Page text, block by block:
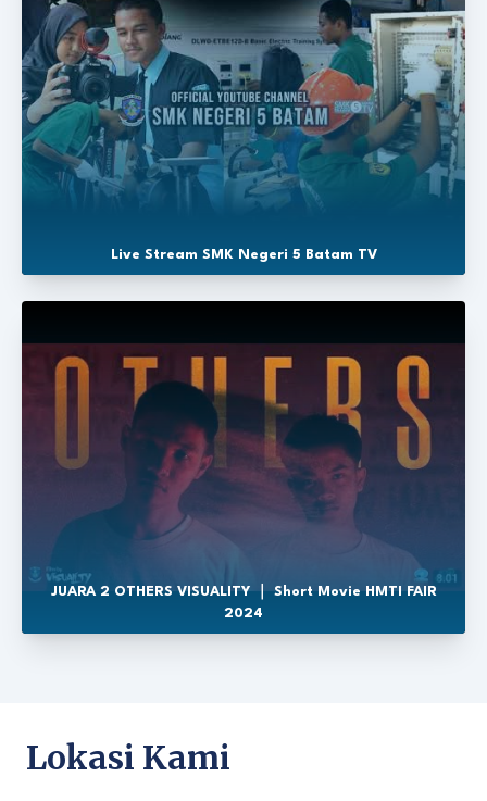
Live Stream SMK Negeri 5 Batam TV
JUARA 2 OTHERS VISUALITY ｜ Short Movie HMTI FAIR
2024
Lokasi Kami